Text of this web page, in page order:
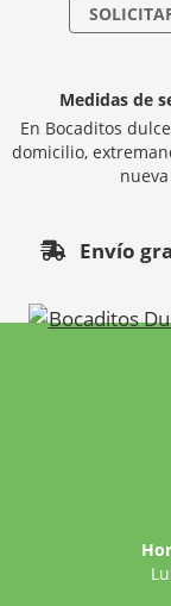
Medidas de
En Bocaditos
domicilio,
Envío